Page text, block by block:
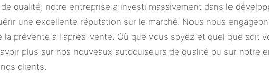
qualité, notre entreprise a investi massivement dans le
une excellente réputation sur le marché. Nous nous
prévente à l'après-vente. Où que vous soyez et quel que soit
plus sur nos nouveaux autocuiseurs de qualité ou sur notre
clients.